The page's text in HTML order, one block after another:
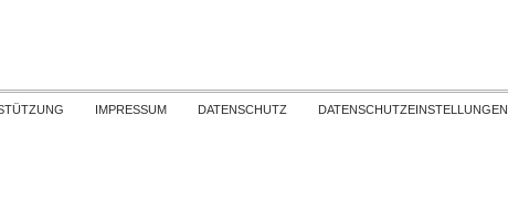
Skip to content
IMPRESSUM DATENSCHUTZ DATENSCHUTZEINSTELLUNGEN